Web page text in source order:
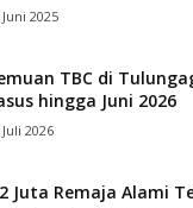
Juni 2025
TBC di
hingga Juni 2026
2026
Juta Remaja Alami